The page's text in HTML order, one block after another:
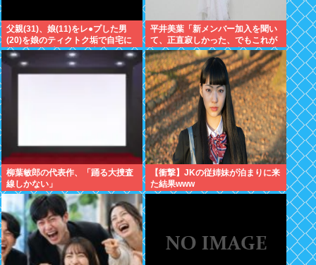
父親(31)、娘(11)をレ●プした男
(20)を娘のティクトク垢で自宅に
誘い出し自助 2人とも逮捕
平井美葉「新メンバー加入を聞い
て、正直寂しかった、でもこれが
新しいビヨなんだと、寂しさを受
け止めるこ
柳葉敏郎の代表作、「踊る大捜査
線しかない」
【衝撃】JKの従姉妹が泊まりに来
た結果www